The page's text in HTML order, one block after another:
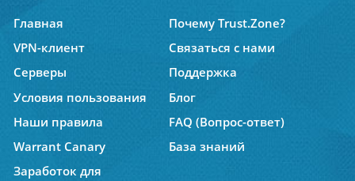
Главная
Почему Trust.Zone?
VPN-клиент
Связаться с нами
Серверы
Поддержка
Условия пользования
Блог
Наши правила
FAQ (Вопрос-ответ)
Warrant Canary
База знаний
Заработок для